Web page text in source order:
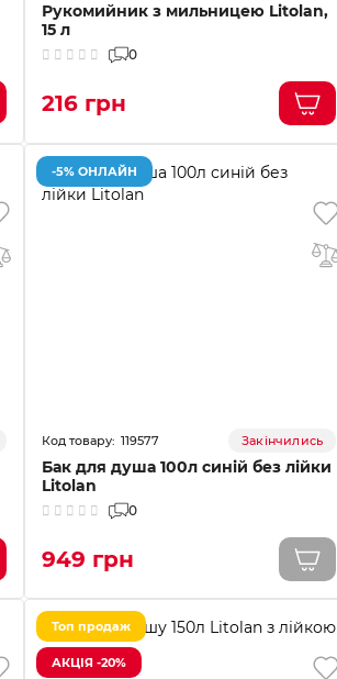
Рукомийник з мильницею Litolan,
15 л
0
216 грн
-5% ОНЛАЙН
119577 Закінчились
Бак для душа 100л синій без лійки
Litolan
0
949 грн
Топ продаж
АКЦІЯ -20%